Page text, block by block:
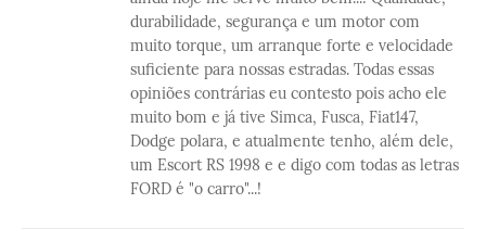
durabilidade, segurança e um motor com
muito torque, um arranque forte e velocidade
suficiente para nossas estradas. Todas essas
opiniões contrárias eu contesto pois acho ele
muito bom e já tive Simca, Fusca, Fiat147,
Dodge polara, e atualmente tenho, além dele,
um Escort RS 1998 e e digo com todas as letras
FORD é "o carro"...!